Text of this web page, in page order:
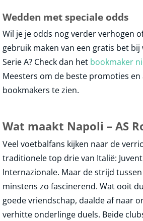
Wedden met speciale odds
Wil je je odds nog verder verhogen
gebruik maken van een gratis bet
Serie A? Check dan het bookmaker
Meesters om de beste promoties en
bookmakers te zien.
Wat maakt Napoli – AS
Veel voetbalfans kijken naar de
traditionele top drie van Italië:
Internazionale. Maar de strijd
minstens zo fascinerend. Wat ooit
goede vriendschap, daalde af naar
verhitte onderlinge duels. Beide